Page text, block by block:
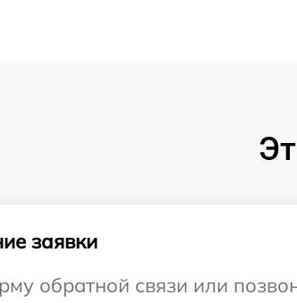
заявки
обратной связи или